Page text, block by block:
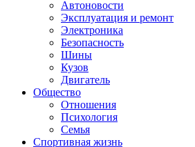
Автоновости
Эксплуатация и ремонт
Электроника
Безопасность
Шины
Кузов
Двигатель
Общество
Отношения
Психология
Семья
Спортивная жизнь